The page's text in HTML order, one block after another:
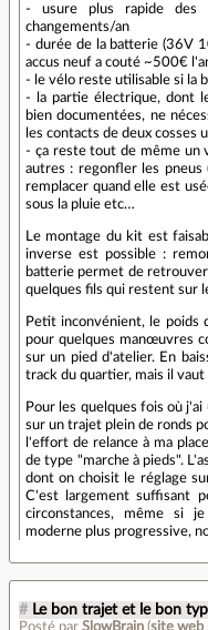
- usure plus rapide
changements/an
- durée de la batterie (36V
accus neuf a couté ~500€
- le vélo reste utilisable si la
- la partie électrique, dont
bien documentées, ne
les contacts de deux cosses
- ça reste tout de même un
autres : regonfler les pneus
remplacer quand elle est
sous la pluie etc…
Le montage du kit est
inverse est possible :
batterie permet de
quelques fils qui restent sur
Petit inconvénient, le poids
pour quelques manœuvres
sur un pied d'atelier. En
track du quartier, mais il
Pour les quelques fois où
sur un trajet plein de ronds
l'effort de relance à ma
de type "marche à pieds".
dont on choisit le réglage
C'est largement suffisant
circonstances, même si
moderne plus progressive,
# Le bon trajet et le bon
Posté par SlowBrain (site web